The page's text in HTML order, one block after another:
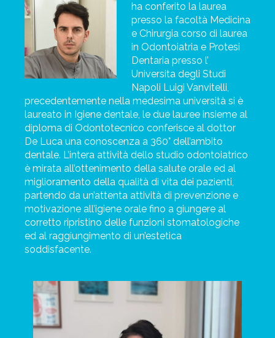
ha conferito la laurea
presso la facoltà Medicina
e Chirurgia corso di laurea
in Odontoiatria e Protesi
Dentaria presso l’
Universita degli Studi
Napoli Luigi Vanvitelli,
precedentemente nella medesima università si è
laureato in Igiene dentale, le due lauree insieme al
diploma di Odontotecnico conferisce al dottor
De Luca una conoscenza a 360° dell’ambito
dentale. L’intera attività dello studio odontoiatrico
è mirata all’ottenimento della salute orale ed al
miglioramento della qualità di vita dei pazienti,
partendo da un’attenta attività di prevenzione e
motivazione all’igiene orale fino a giungere al
corretto ripristino delle funzioni stomatologiche
ed al raggiungimento di un’estetica
soddisfacente.